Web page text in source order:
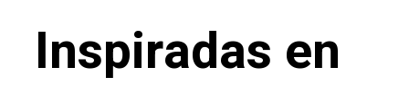
Inspiradas en